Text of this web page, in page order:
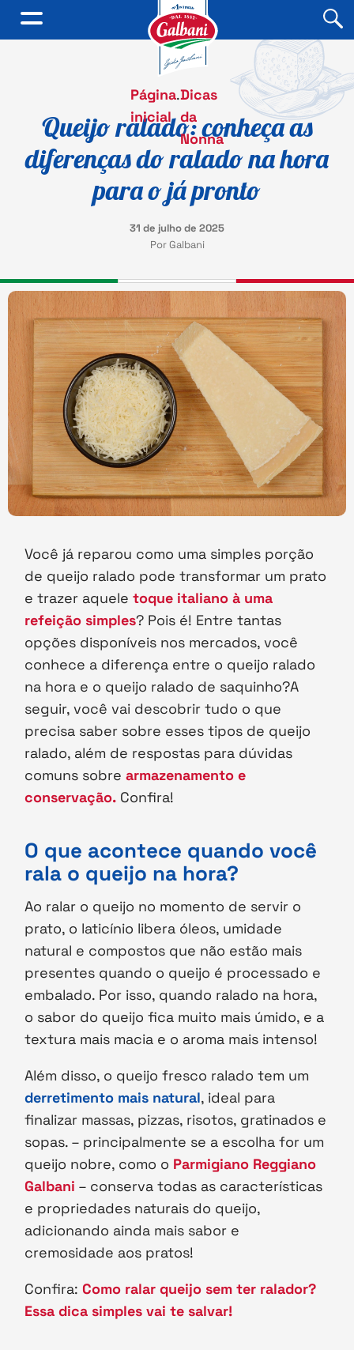
Página
inicial
.Dicas
da
Nonna
Queijo ralado: conheça as
diferenças do ralado na hora
para o já pronto
31 de julho de 2025
Por Galbani
Você já reparou como uma simples porção
de queijo ralado pode transformar um prato
e trazer aquele toque italiano à uma
refeição simples? Pois é! Entre tantas
opções disponíveis nos mercados, você
conhece a diferença entre o queijo ralado
na hora e o queijo ralado de saquinho?A
seguir, você vai descobrir tudo o que
precisa saber sobre esses tipos de queijo
ralado, além de respostas para dúvidas
comuns sobrearmazenamento e
conservação. Confira!
O que acontece quando você
rala o queijo na hora?
Ao ralar o queijo no momento de servir o
prato, o laticínio libera óleos, umidade
natural e compostos que não estão mais
presentes quando o queijo é processado e
embalado. Por isso, quando ralado na hora,
o sabor do queijo fica muito mais úmido, e a
textura mais macia e o aroma mais intenso!
Além disso, o queijo fresco ralado tem um
derretimento mais natural, ideal para
finalizar massas, pizzas, risotos, gratinados e
sopas. – principalmente se a escolha for um
queijo nobre, como o Parmigiano Reggiano
Galbani – conserva todas as características
e propriedades naturais do queijo,
adicionando ainda mais sabor e
cremosidade aos pratos!
Confira: Como ralar queijo sem ter ralador?
Essa dica simples vai te salvar!